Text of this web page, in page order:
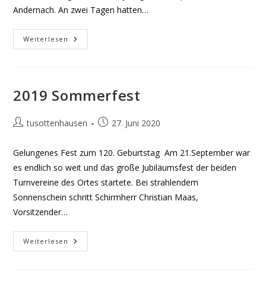
Andernach. An zwei Tagen hatten…
Weiterlesen 2019
Badminton
2019 Sommerfest
Beitrags-
tusottenhausen
Beitrag27. Juni 2020
Gelungenes Fest zum 120. Geburtstag Am 21.September war
es endlich so weit und das große Jubiläumsfest der beiden
Turnvereine des Ortes startete. Bei strahlendem
Sonnenschein schritt Schirmherr Christian Maas,
Vorsitzender…
Weiterlesen 2019
Sommerfest